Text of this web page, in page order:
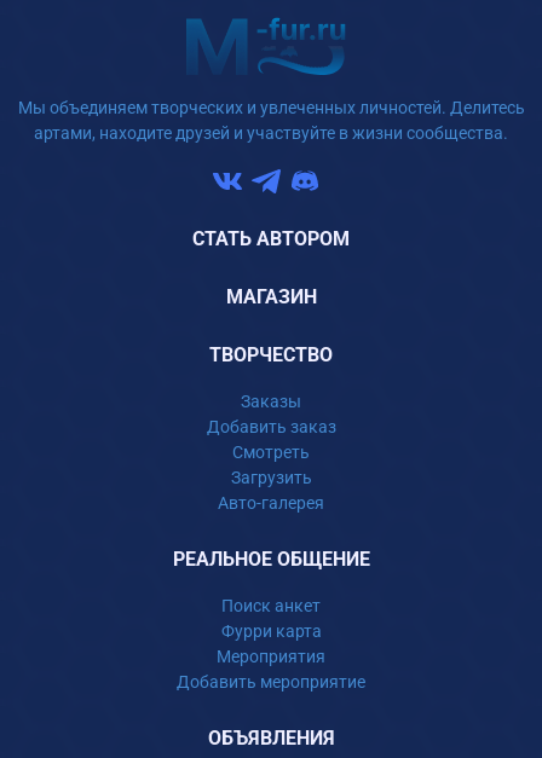
Мы объединяем творческих и увлеченных личностей. Делитесь
артами, находите друзей и участвуйте в жизни сообщества.
СТАТЬ АВТОРОМ
МАГАЗИН
ТВОРЧЕСТВО
Заказы
Добавить заказ
Смотреть
Загрузить
Авто-галерея
РЕАЛЬНОЕ ОБЩЕНИЕ
Поиск анкет
Фурри карта
Мероприятия
Добавить мероприятие
ОБЪЯВЛЕНИЯ